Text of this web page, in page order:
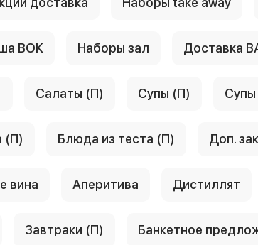
ВОК Наборы зал Доставка
Салаты (П) Супы (П) Супы
(П) Блюда из теста (П) Доп.
вина Аперитива Дистиллят
Завтраки (П) Банкетное